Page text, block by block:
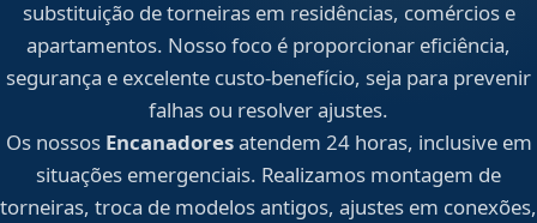
substituição de torneiras em residências, comércios e
apartamentos. Nosso foco é proporcionar eficiência,
segurança e excelente custo-benefício, seja para prevenir
falhas ou resolver ajustes.
Os nossos Encanadoresatendem 24 horas, inclusive em
situações emergenciais. Realizamos montagem de
torneiras, troca de modelos antigos, ajustes em conexões,